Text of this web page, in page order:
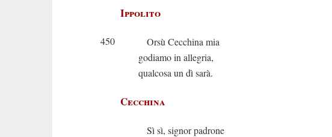
Ippolito
450
Orsù Cecchina mia
godiamo in allegria,
qualcosa un dì sarà.
Cecchina
Sì sì, signor padrone